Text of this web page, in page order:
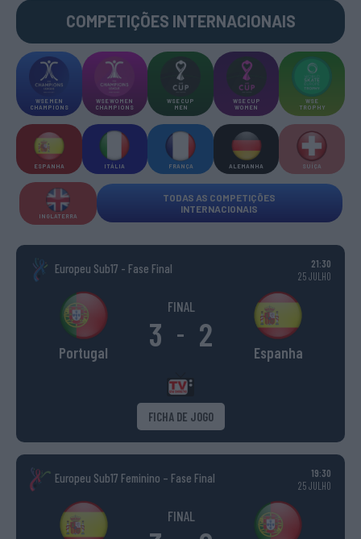
COMPETIÇÕES INTERNACIONAIS
WSE MEN
CHAMPIONS
WSE WOMEN
CHAMPIONS
WSE CUP
MEN
WSE CUP
WOMEN
WSE
TROPHY
ESPANHA ITÁLIA FRANÇA ALEMANHA SUÍÇA
INGLATERRA
TODAS AS COMPETIÇÕES
INTERNACIONAIS
Europeu Sub17 - Fase Final
21:30
25 JULHO
Portugal
FINAL
3 - 2 Espanha
FICHA DE JOGO
Europeu Sub17 Feminino – Fase Final
19:30
25 JULHO
FINAL